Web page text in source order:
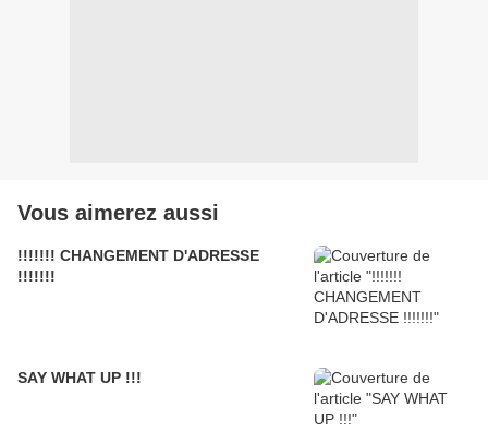
Vous aimerez aussi
!!!!!!! CHANGEMENT D'ADRESSE
!!!!!!!
SAY WHAT UP !!!